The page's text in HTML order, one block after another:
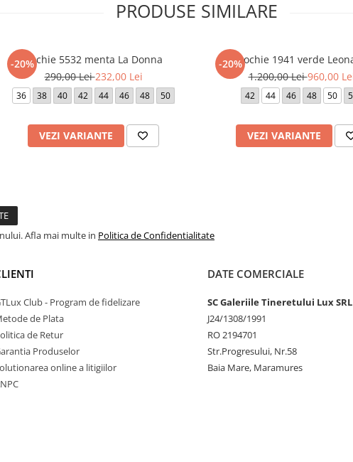
de dispozitivul de pe care este
PRODUSE SIMILARE
-20%Rochie 5532 menta La Donna
290,00 Lei232,00 Lei
36 38 40 42 44 46 48 50
VEZI VARIANTE
-20%Rochie 1941 verde
1.200,00 Lei960,00
42 44 46 48 50
VEZI VARIANTE
Afla mai multe in Politica de Confidentialitate
Club - Program de fidelizare
de Plata
de Retur
Produselor
online a litigiilor
DATE COMERCIALE
SC Galeriile Tineretului Lux SRL
J24/1308/1991
RO 2194701
Str.Progresului, Nr.58
Baia Mare, Maramures